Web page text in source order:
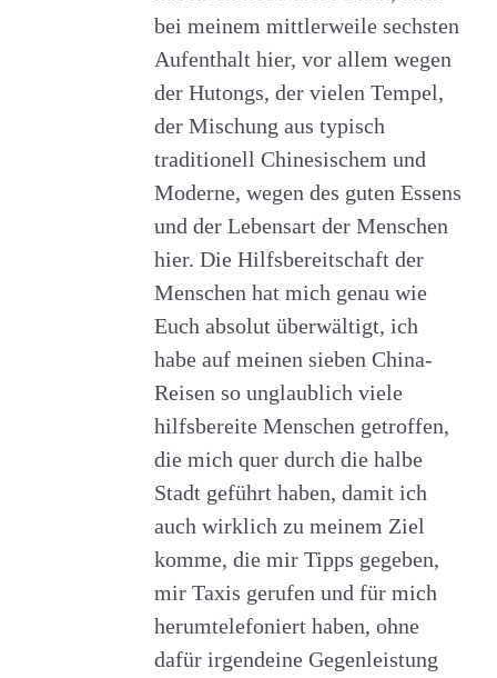
bei meinem mittlerweile sechsten
Aufenthalt hier, vor allem wegen
der Hutongs, der vielen Tempel,
der Mischung aus typisch
traditionell Chinesischem und
Moderne, wegen des guten Essens
und der Lebensart der Menschen
hier. Die Hilfsbereitschaft der
Menschen hat mich genau wie
Euch absolut überwältigt, ich
habe auf meinen sieben China-
Reisen so unglaublich viele
hilfsbereite Menschen getroffen,
die mich quer durch die halbe
Stadt geführt haben, damit ich
auch wirklich zu meinem Ziel
komme, die mir Tipps gegeben,
mir Taxis gerufen und für mich
herumtelefoniert haben, ohne
dafür irgendeine Gegenleistung